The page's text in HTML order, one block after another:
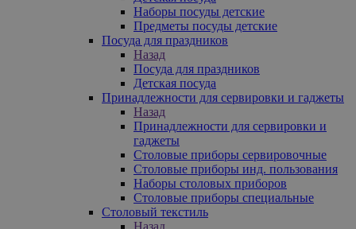
Наборы посуды детские
Предметы посуды детские
Посуда для праздников
Назад
Посуда для праздников
Детская посуда
Принадлежности для сервировки и гаджеты
Назад
Принадлежности для сервировки и
гаджеты
Столовые приборы сервировочные
Столовые приборы инд. пользования
Наборы столовых приборов
Столовые приборы специальные
Столовый текстиль
Назад